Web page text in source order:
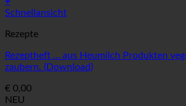
Schnellansicht
Rezepte
Rezeptheft … aus Heumilch Produkten
zaubern. (Download)
€ 0,00
NEU